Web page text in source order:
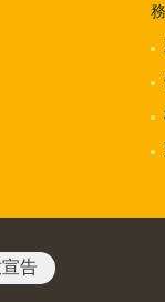
務
告